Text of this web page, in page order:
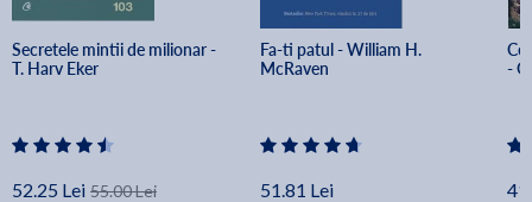
Secretele mintii de milionar -
T. Harv Eker
52.25 Lei 55.00 Lei
Fa-ti patul - William H.
McRaven
51.81 Lei
-